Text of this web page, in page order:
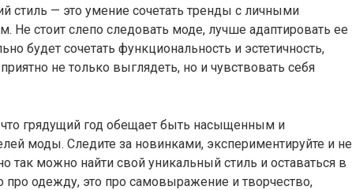
стиль — это умение сочетать тренды с личными
Не стоит слепо следовать моде, лучше адаптировать ее
будет сочетать функциональность и эстетичность,
не только выглядеть, но и чувствовать себя
что грядущий год обещает быть насыщенным и
моды. Следите за новинками, экспериментируйте и не
так можно найти свой уникальный стиль и оставаться в
про одежду, это про самовыражение и творчество,